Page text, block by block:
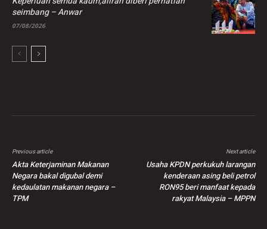
seimbang – Anwar
07/08/2026
Previous article
Akta Keterjaminan Makanan
Negara bakal digubal demi
kedaulatan makanan negara –
TPM
Next article
Usaha KPDN perkukuh larangan
kenderaan asing beli petrol
RON95 beri manfaat kepada
rakyat Malaysia – MPPN